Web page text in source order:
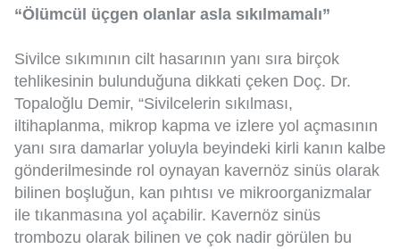
“Ölümcül üçgen olanlar asla sıkılmamalı”
Sivilce sıkımının cilt hasarının yanı sıra birçok
tehlikesinin bulunduğuna dikkati çeken Doç. Dr.
Topaloğlu Demir, “Sivilcelerin sıkılması,
iltihaplanma, mikrop kapma ve izlere yol açmasının
yanı sıra damarlar yoluyla beyindeki kirli kanın kalbe
gönderilmesinde rol oynayan kavernöz sinüs olarak
bilinen boşluğun, kan pıhtısı ve mikroorganizmalar
ile tıkanmasına yol açabilir. Kavernöz sinüs
trombozu olarak bilinen ve çok nadir görülen bu